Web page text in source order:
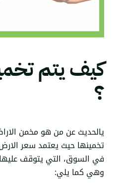
كيف يتم
؟
يالحديث عن من هو مخمن
تخمينها حيث يعتمد سعر
في السوق، التي يتوقف
وهي كما يلي: